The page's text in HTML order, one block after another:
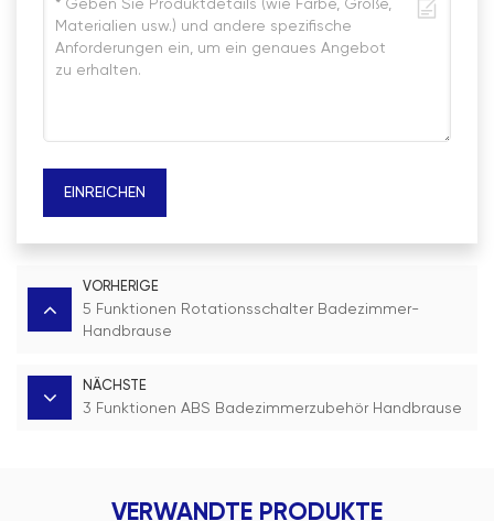
EINREICHEN
VORHERIGE
5 Funktionen Rotationsschalter Badezimmer-
Handbrause
NÄCHSTE
3 Funktionen ABS Badezimmerzubehör Handbrause
VERWANDTE PRODUKTE